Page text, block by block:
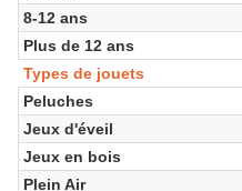
8-12 ans
Plus de 12 ans
Types de jouets
Peluches
Jeux d'éveil
Jeux en bois
Plein Air